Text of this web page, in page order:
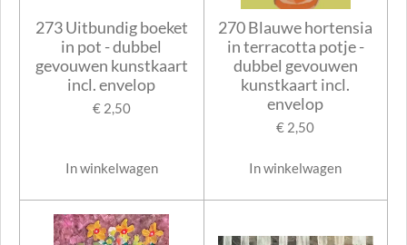
273 Uitbundig boeket
in pot - dubbel
gevouwen kunstkaart
incl. envelop
€ 2,50
In winkelwagen
270 Blauwe hortensia
in terracotta potje -
dubbel gevouwen
kunstkaart incl.
envelop
€ 2,50
In winkelwagen